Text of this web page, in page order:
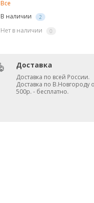
Все
В наличии
2
Нет в наличии 0
Доставка
Доставка по всей России.
Доставка по В.Новгороду
500р. - бесплатно.